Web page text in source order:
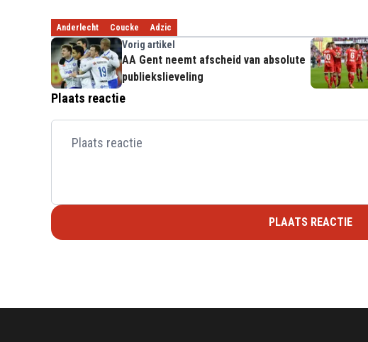
Anderlecht Coucke Adzic
Vorig artikel
AA Gent neemt afscheid van absolute
publiekslieveling
Plaats reactie
PLAATS REACTIE